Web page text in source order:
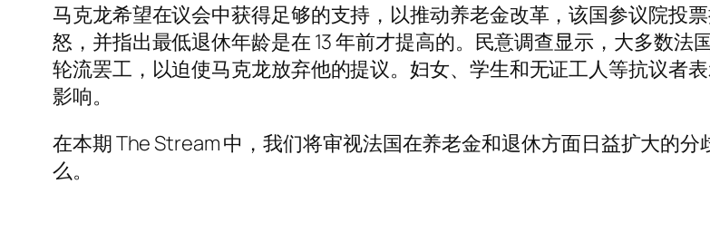
马克龙希望在议会中获得足够的支持，以推动养老金改革，该国参议院投
怒，并指出最低退休年龄是在 13 年前才提高的。民意调查显示，大多数
轮流罢工，以迫使马克龙放弃他的提议。妇女、学生和无证工人等抗议者
影响。
在本期 The Stream 中，我们将审视法国在养老金和退休方面日益扩大的
么。